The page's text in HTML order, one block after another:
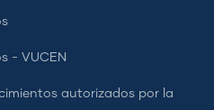
- VUCEN
autorizados por la